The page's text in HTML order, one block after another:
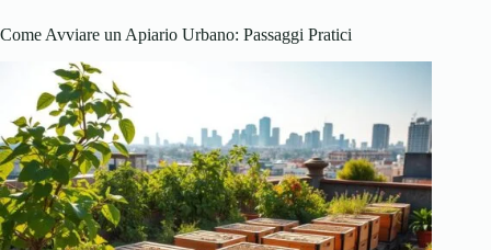
Come Avviare un Apiario Urbano: Passaggi Pratici